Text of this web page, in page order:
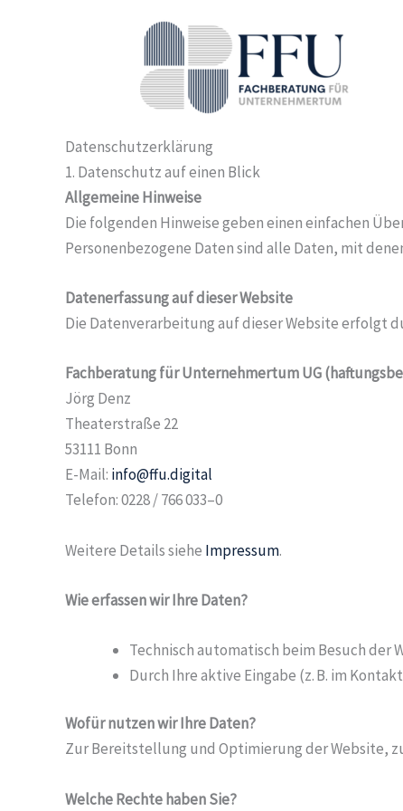
Datenschutz­erklärung
1. Datenschutz auf einen Blick
Allgemeine Hinweise
Die folgenden Hinweise geben einen einfachen
Personenbezogene Daten sind alle Daten, mit
Datenerfassung auf dieser Website
Die Datenverarbeitung auf dieser Website erfolgt
Fachberatung für Unternehmertum UG
Jörg Denz
Theaterstraße 22
53111 Bonn
E-Mail: info@ffu.digital
Telefon: 0228 / 766 033–0
Weitere Details siehe Impressum.
Wie erfassen wir Ihre Daten?
Technisch automatisch beim Besuch der
Durch Ihre aktive Eingabe (z. B. im
Wofür nutzen wir Ihre Daten?
Zur Bereitstellung und Optimierung der Website,
Welche Rechte haben Sie?